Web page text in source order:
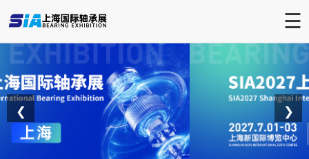
☰
❮ ❯